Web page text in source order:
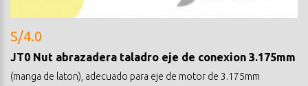
S/4.0
JT0 Nut abrazadera taladro eje de conexion 3.175mm
(manga de laton), adecuado para eje de motor de 3.175mm